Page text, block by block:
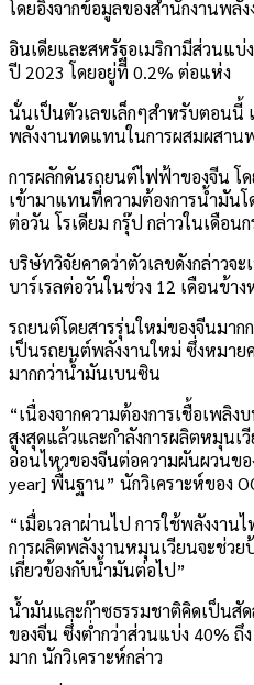
โดยอิงจากข้อมูลของสำนักงานพลั
อินเดียและสหรัฐอเมริกามีส่วนแ
ปี 2023 โดยอยู่ที่ 0.2% ต่อแห่ง
นั่นเป็นตัวเลขเล็กๆสำหรับตอน
พลังงานทดแทนในการผสมผสาน
การผลักดันรถยนต์ไฟฟ้าของจีน โ
เข้ามาแทนที่ความต้องการน้ำมันโ
ต่อวัน โรเดียม กรุ๊ป กล่าวในเดือน
บริษัทวิจัยคาดว่าตัวเลขดังกล่าวจ
บาร์เรลต่อวันในช่วง 12 เดือนข้าง
รถยนต์โดยสารรุ่นใหม่ของจีนมา
เป็นรถยนต์พลังงานใหม่ ซึ่งหมาย
มากกว่าน้ำมันเบนซิน
“เนื่องจากความต้องการเชื้อเพ
สูงสุดแล้วและกำลังการผลิตหมุนเ
อ่อนไหวของจีนต่อความผันผวนขอ
year] พื้นฐาน” นักวิเคราะห์ของ
“เมื่อเวลาผ่านไป การใช้พลังงา
การผลิตพลังงานหมุนเวียนจะช่วย
เกี่ยวข้องกับน้ำมันต่อไป”
น้ำมันและก๊าซธรรมชาติคิดเป็นสั
ของจีน ซึ่งต่ำกว่าส่วนแบ่ง 40% ถึ
มาก นักวิเคราะห์กล่าว